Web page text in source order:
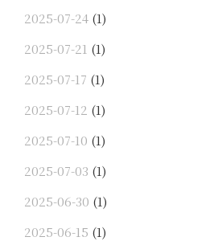
2025-07-24 (1)
2025-07-21 (1)
2025-07-17 (1)
2025-07-12 (1)
2025-07-10 (1)
2025-07-03 (1)
2025-06-30 (1)
2025-06-15 (1)